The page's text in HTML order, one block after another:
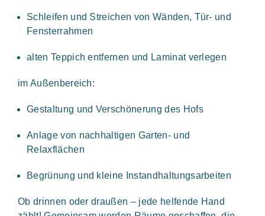
Schleifen und Streichen von Wänden, Tür- und
Fensterrahmen
alten Teppich entfernen und Laminat verlegen
im Außenbereich:
Gestaltung und Verschönerung des Hofs
Anlage von nachhaltigen Garten- und
Relaxflächen
Begrünung und kleine Instandhaltungsarbeiten
Ob drinnen oder draußen – jede helfende Hand